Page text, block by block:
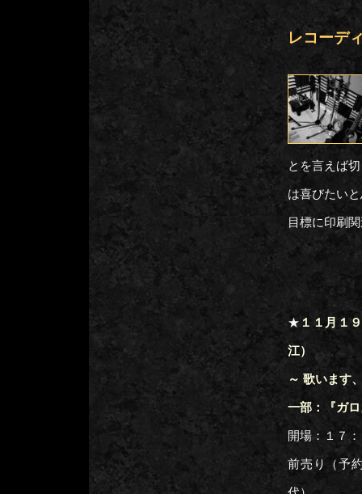
レコーデ
とを言えば
は喜びたい
目標に印刷
★ １１月１
江）
～ 歌います
一部：『ガ
開場：１７
前売り（予